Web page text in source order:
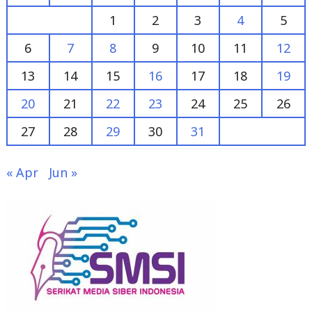
6 7 8 9 10 11
12
13
14 15 16 17 18
19
20
21 22 23 24 25
26
27
28 29 30 31
« Apr Jun »